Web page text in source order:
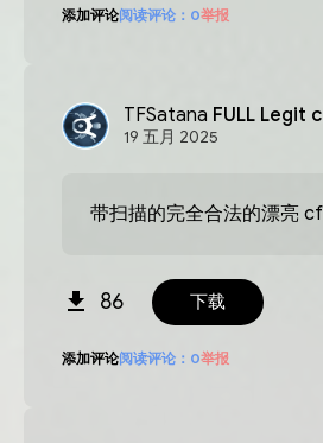
添加评论阅读评论： 0举报
TFSatana FULL Legit
19 五月 2025
带扫描的完全合法的漂亮
86 下载
添加评论阅读评论： 0举报